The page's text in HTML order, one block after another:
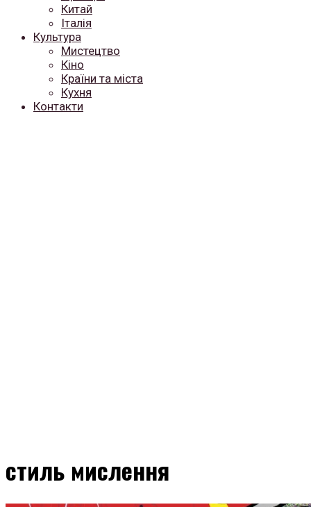
Китай
Італія
Культура
Мистецтво
Кіно
Країни та міста
Кухня
Контакти
стиль мислення